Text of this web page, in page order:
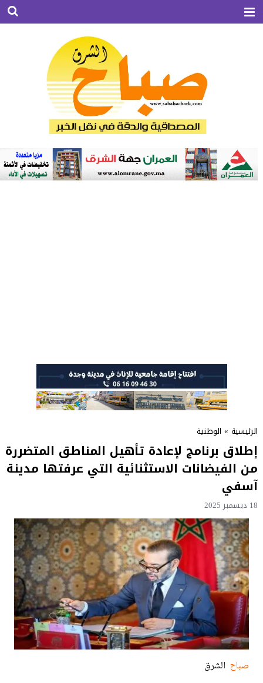
الرئيسية » الوطنية
إطلاق برنامج لإعادة تأهيل المناطق المتضررة
من الفيضانات الاستثنائية التي عرفتها مدينة
آسفي
18 ديسمبر 2025
صباحالشرق